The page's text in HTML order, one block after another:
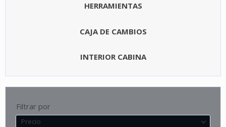
HERRAMIENTAS
CAJA DE CAMBIOS
INTERIOR CABINA
Filtrar por
Precio